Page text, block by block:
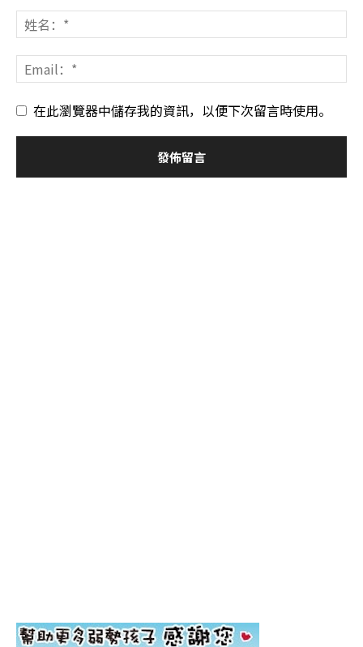
在此瀏覽器中儲存我的資訊，以便下次留言時使用。